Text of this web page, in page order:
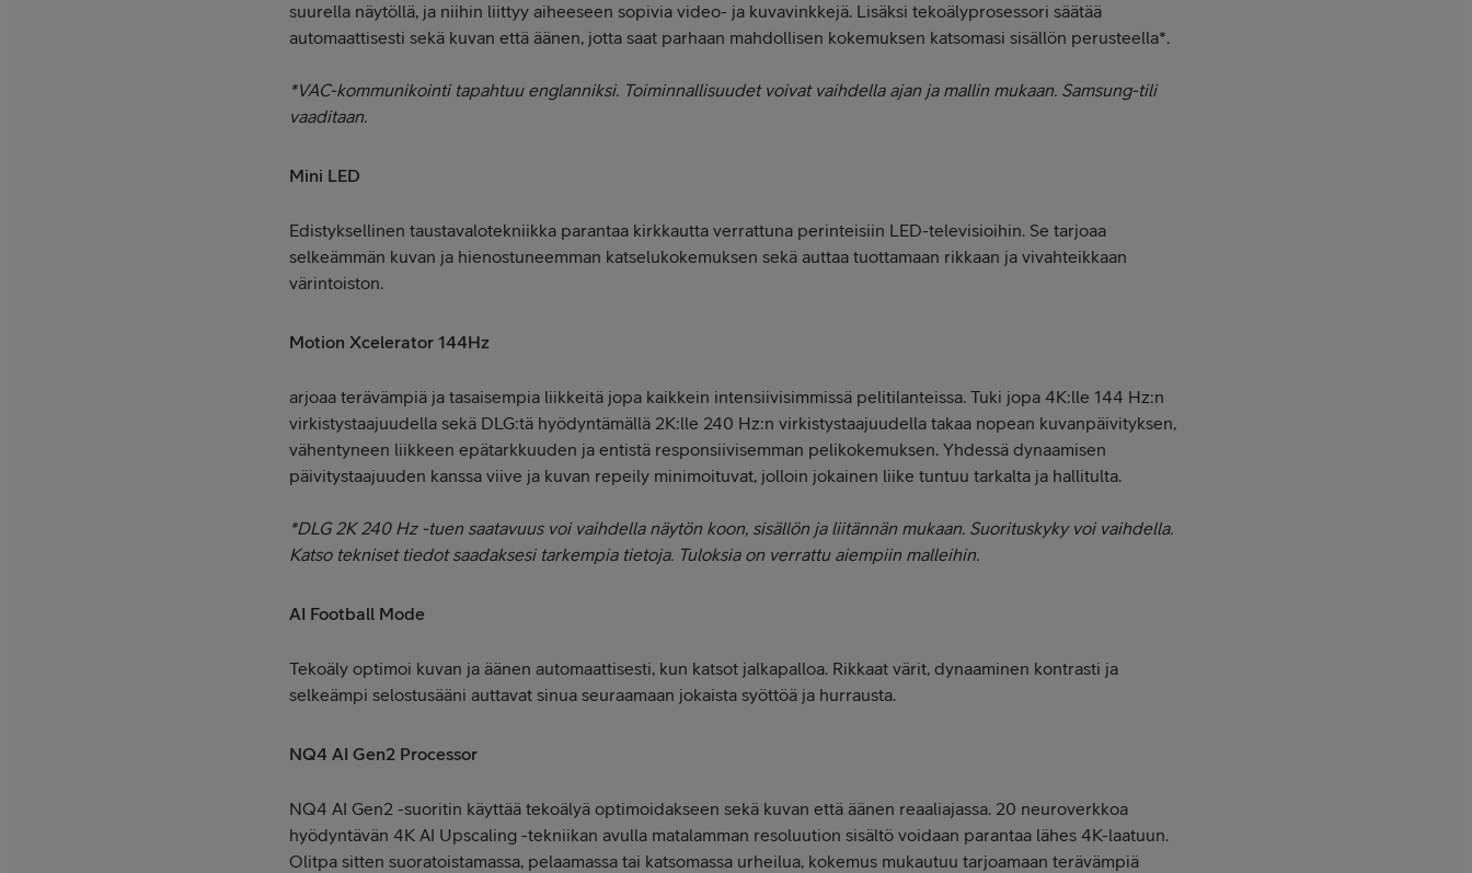
suurella näytöllä, ja niihin liittyy aiheeseen sopivia video- ja kuvavinkkejä. Lisäksi tekoälyprosessori säätää
automaattisesti sekä kuvan että äänen, jotta saat parhaan mahdollisen kokemuksen katsomasi sisällön perusteella*.
*VAC-kommunikointi tapahtuu englanniksi. Toiminnallisuudet voivat vaihdella ajan ja mallin mukaan. Samsung-tili
vaaditaan.
Mini LED
Edistyksellinen taustavalotekniikka parantaa kirkkautta verrattuna perinteisiin LED-televisioihin. Se tarjoaa
selkeämmän kuvan ja hienostuneemman katselukokemuksen sekä auttaa tuottamaan rikkaan ja vivahteikkaan
värintoiston.
Motion Xcelerator 144Hz
arjoaa terävämpiä ja tasaisempia liikkeitä jopa kaikkein intensiivisimmissä pelitilanteissa. Tuki jopa 4K:lle 144 Hz:n
virkistystaajuudella sekä DLG:tä hyödyntämällä 2K:lle 240 Hz:n virkistystaajuudella takaa nopean kuvanpäivityksen,
vähentyneen liikkeen epätarkkuuden ja entistä responsiivisemman pelikokemuksen. Yhdessä dynaamisen
päivitystaajuuden kanssa viive ja kuvan repeily minimoituvat, jolloin jokainen liike tuntuu tarkalta ja hallitulta.
*DLG 2K 240 Hz -tuen saatavuus voi vaihdella näytön koon, sisällön ja liitännän mukaan. Suorituskyky voi vaihdella.
Katso tekniset tiedot saadaksesi tarkempia tietoja. Tuloksia on verrattu aiempiin malleihin.
AI Football Mode
Tekoäly optimoi kuvan ja äänen automaattisesti, kun katsot jalkapalloa. Rikkaat värit, dynaaminen kontrasti ja
selkeämpi selostusääni auttavat sinua seuraamaan jokaista syöttöä ja hurrausta.
NQ4 AI Gen2 Processor
NQ4 AI Gen2 -suoritin käyttää tekoälyä optimoidakseen sekä kuvan että äänen reaaliajassa. 20 neuroverkkoa
hyödyntävän 4K AI Upscaling -tekniikan avulla matalamman resoluution sisältö voidaan parantaa lähes 4K-laatuun.
Olitpa sitten suoratoistamassa, pelaamassa tai katsomassa urheilua, kokemus mukautuu tarjoamaan terävämpiä